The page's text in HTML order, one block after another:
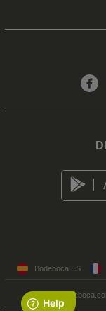
Bodeboca ES